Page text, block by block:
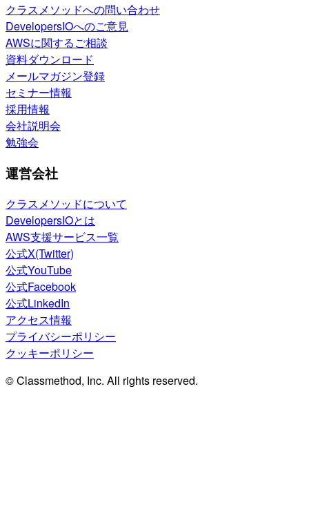
クラスメソッドへの問い合わせ
DevelopersIOへのご意見
AWSに関するご相談
資料ダウンロード
メールマガジン登録
セミナー情報
採用情報
会社説明会
勉強会
運営会社
クラスメソッドについて
DevelopersIOとは
AWS支援サービス一覧
公式X(Twitter)
公式YouTube
公式Facebook
公式LinkedIn
アクセス情報
プライバシーポリシー
クッキーポリシー
© Classmethod, Inc. All rights reserved.